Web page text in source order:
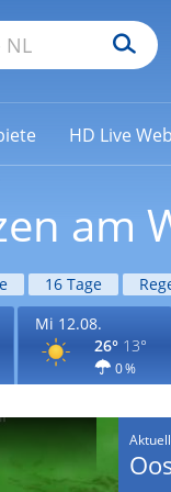
HD Live
am
16 Tage
Mi 12.08.
26° 13°
0 %